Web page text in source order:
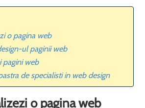
o pagina web
ul paginii web
pagini web
de specialisti in web design
o pagina web